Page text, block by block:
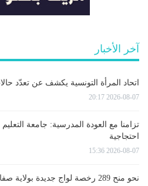
آخر الأخبار
اتحاد المرأة التونسية يكشف عن تعدّد
2026-08-07 20:17
تزامنا مع العودة المدرسية: جامعة
احتجاجية
2026-08-07 15:36
نحو منح 289 رخصة لواج جديدة بولاية صفاقس